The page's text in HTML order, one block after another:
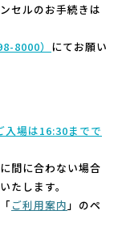
セルのお手続きは
8000） にてお願い
入場は16:30までで
間に合わない場合
たします。
ご利用案内」のペ